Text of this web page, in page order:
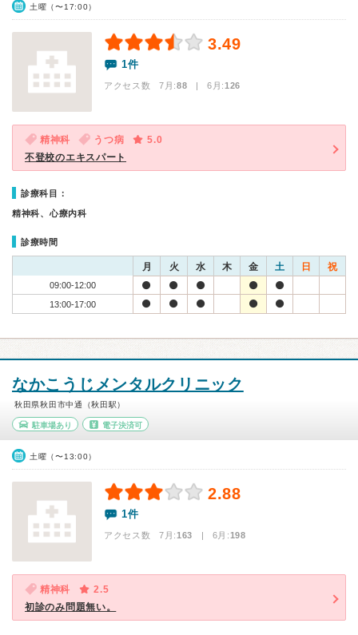
土曜（〜17:00）
3.49
1件
アクセス数 7月:88 | 6月:126
精神科 うつ病
5.0
不登校のエキスパート
診療科目：
精神科、心療内科
診療時間
月 火 水 木 金 土 日 祝
09:00-12:00
13:00-17:00
なかこうじメンタルクリニック
秋田県秋田市中通（秋田駅）
駐車場あり 電子決済可
土曜（〜13:00）
2.88
1件
アクセス数 7月:163 | 6月:198
精神科
2.5
初診のみ問題無い。